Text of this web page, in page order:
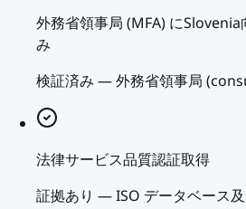
外務省領事局 (MFA) に
み
検証済み —外務省領事局
法律サービス品質認証取得
証拠あり —ISO データベース